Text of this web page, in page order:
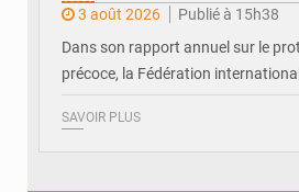
3 août 2026
Publié à 15h38
Dans son rapport annuel sur le
précoce, la Fédération
SAVOIR PLUS